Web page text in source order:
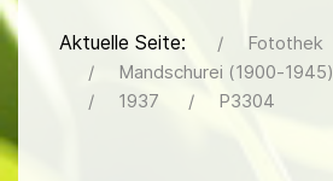
Aktuelle Seite:
Fotothek
Mandschurei (1900-1945)
1937
P3304